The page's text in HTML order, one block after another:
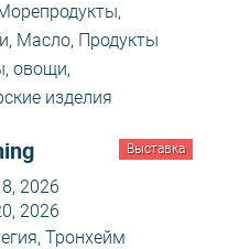
,
Масло, Продукты
овощи,
изделия
Выставка
2026
2026
Тронхейм